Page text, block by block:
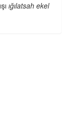
ığılatsah ekel